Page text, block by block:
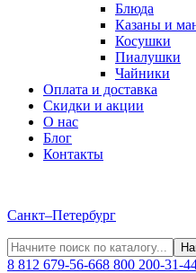
Блюда
Казаны и
Косушки
Пиалушки
Чайники
Оплата и доставка
Скидки и акции
О нас
Блог
Контакты
Санкт–Петербург
8 812 679-56-668 800 200-31-